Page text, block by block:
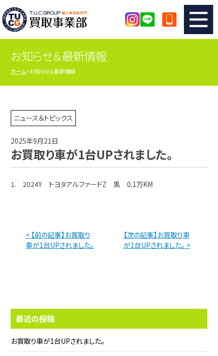
TUCのカンタン査定
査定の注意事項 メーカー別査定フォーム
TUCの買取実績
店舗紹介
お知らせ＆最新情報
ホーム お知らせ＆最新情報
ニュース＆トピックス
2025年9月21日
お買取り車が1台UPされました。
1. 2024Y トヨタアルファードZ 黒 0.1万KM
< 【前の記事】お買取り
車が1台UPされました。
【次の記事】お買取り車
が1台UPされました。 >
最近の投稿
お買取り車が1台UPされました。